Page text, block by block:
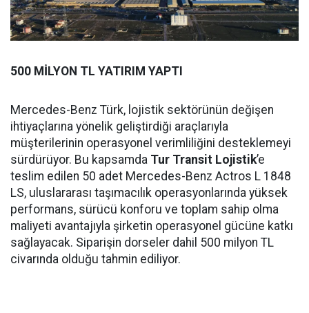
500 MİLYON TL YATIRIM YAPTI
Mercedes-Benz Türk, lojistik sektörünün değişen
ihtiyaçlarına yönelik geliştirdiği araçlarıyla
müşterilerinin operasyonel verimliliğini desteklemeyi
sürdürüyor. Bu kapsamda Tur Transit Lojistik’e
teslim edilen 50 adet Mercedes-Benz Actros L 1848
LS, uluslararası taşımacılık operasyonlarında yüksek
performans, sürücü konforu ve toplam sahip olma
maliyeti avantajıyla şirketin operasyonel gücüne katkı
sağlayacak. Siparişin dorseler dahil 500 milyon TL
civarında olduğu tahmin ediliyor.